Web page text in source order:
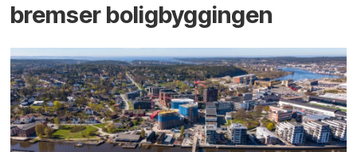
bremser bolig­byggingen